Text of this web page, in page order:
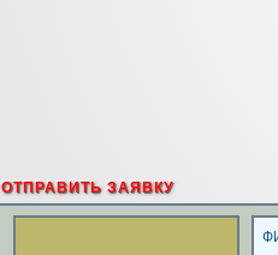
ОТПРАВИТЬ ЗАЯВКУ